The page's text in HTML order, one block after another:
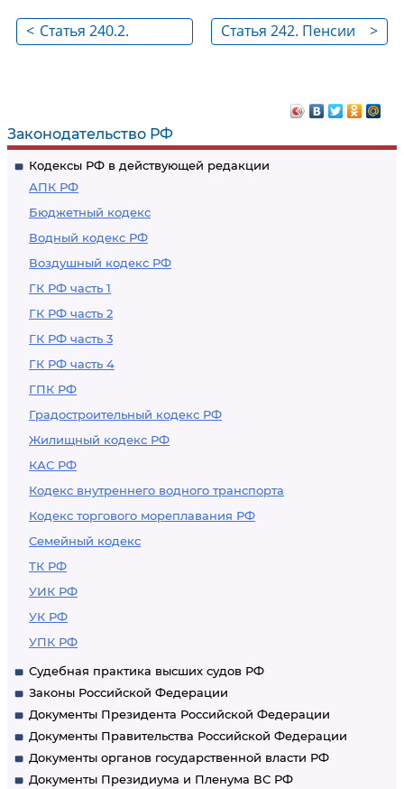
Законодательство РФ
Кодексы РФ в действующей редакции
АПК РФ
Бюджетный кодекс
Водный кодекс РФ
Воздушный кодекс РФ
ГК РФ часть 1
ГК РФ часть 2
ГК РФ часть 3
ГК РФ часть 4
ГПК РФ
Градостроительный кодекс РФ
Жилищный кодекс РФ
КАС РФ
Кодекс внутреннего водного транспорта
Кодекс торгового мореплавания РФ
Семейный кодекс
ТК РФ
УИК РФ
УК РФ
УПК РФ
Судебная практика высших судов РФ
Законы Российской Федерации
Документы Президента Российской Федерации
Документы Правительства Российской Федерации
Документы органов государственной власти РФ
Документы Президиума и Пленума ВС РФ
< Статья 240.2.
страхованию от
несчастных случаев
на производстве и
профессиональных
заболеваний
>
Статья 242. Пенсии